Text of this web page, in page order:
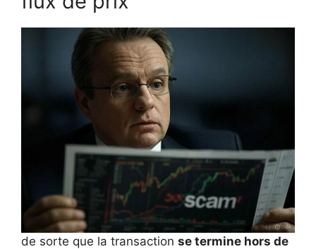
de sorte que la transaction se termine hors de